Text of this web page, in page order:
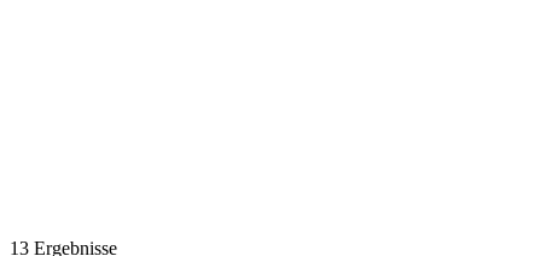
13 Ergebnisse